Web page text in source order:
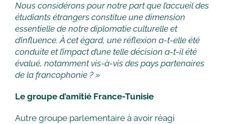
Nous considérons pour notre part que l’accueil des
étudiants étrangers constitue une dimension
essentielle de notre diplomatie culturelle et
d’influence. À cet égard, une réflexion a-t-elle été
conduite et l’impact d’une telle décision a-t-il été
évalué, notamment vis-à-vis des pays partenaires
de la francophonie ? »
Le groupe d’amitié France-Tunisie
Autre groupe parlementaire à avoir réagi